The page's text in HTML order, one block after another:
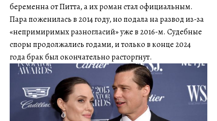
беременна от Питта, а их роман стал официальным.
Пара поженилась в 2014 году, но подала на развод из-за
«непримиримых разногласий» уже в 2016-м. Судебные
споры продолжались годами, и только в конце 2024
года брак был окончательно расторгнут.